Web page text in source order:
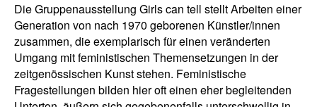
Die Gruppenausstellung Girls can tell stellt Arbeiten einer
Generation von nach 1970 geborenen Künstler/innen
zusammen, die exemplarisch für einen veränderten
Umgang mit feministischen Themensetzungen in der
zeitgenössischen Kunst stehen. Feministische
Fragestellungen bilden hier oft einen eher begleitenden